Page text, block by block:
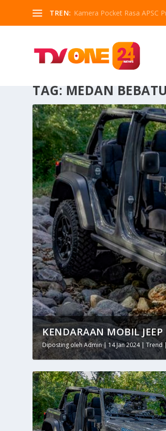
TREN: Kamera Pocket Rasa APSC
TAG: MEDAN
KENDARAAN MOBIL
Diposting olehAdmin| 14 Jan 2024|Trend